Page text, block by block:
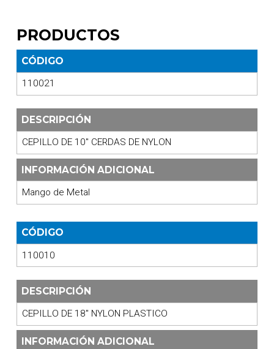
PRODUCTOS
CÓDIGO
110021
DESCRIPCIÓN
CEPILLO DE 10" CERDAS DE NYLON
INFORMACIÓN ADICIONAL
Mango de Metal
CÓDIGO
110010
DESCRIPCIÓN
CEPILLO DE 18" NYLON PLASTICO
INFORMACIÓN ADICIONAL